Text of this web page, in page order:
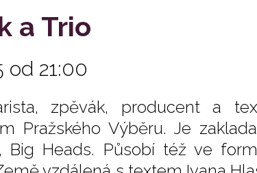
a Trio
21:00
zpěvák, producent a
Pražského Výběru. Je
Big Heads. Působí též ve